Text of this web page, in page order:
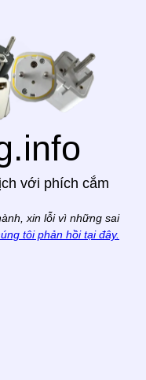
với phích cắm
xin lỗi vì những sai
tôi phản hồi tại đây.